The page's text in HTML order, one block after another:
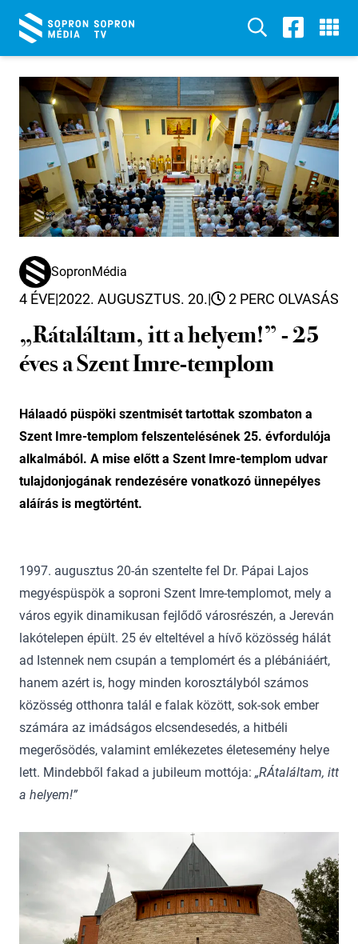
SopronMédia
4 ÉVE|2022. AUGUSZTUS. 20.| 2 PERC OLVASÁS
„Rátaláltam, itt a helyem!” - 25
éves a Szent Imre-templom
Hálaadó püspöki szentmisét tartottak szombaton a
Szent Imre-templom felszentelésének 25. évfordulója
alkalmából. A mise előtt a Szent Imre-templom udvar
tulajdonjogának rendezésére vonatkozó ünnepélyes
aláírás is megtörtént.
1997. augusztus 20-án szentelte fel Dr. Pápai Lajos
megyéspüspök a soproni Szent Imre-templomot, mely a
város egyik dinamikusan fejlődő városrészén, a Jereván
lakótelepen épült. 25 év elteltével a hívő közösség hálát
ad Istennek nem csupán a templomért és a plébániáért,
hanem azért is, hogy minden korosztályból számos
közösség otthonra talál e falak között, sok-sok ember
számára az imádságos elcsendesedés, a hitbéli
megerősödés, valamint emlékezetes életesemény helye
lett. Mindebből fakad a jubileum mottója: „RÁtaláltam, itt
a helyem!”